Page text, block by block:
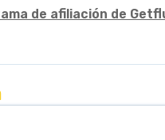
de afiliación de